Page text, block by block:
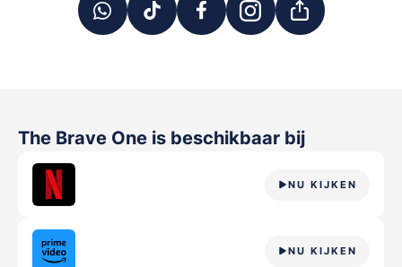
The Brave One is beschikbaar bij
NU KIJKEN
NU KIJKEN